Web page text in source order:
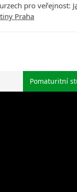
pro veřejnost:
Praha
Pomaturitní